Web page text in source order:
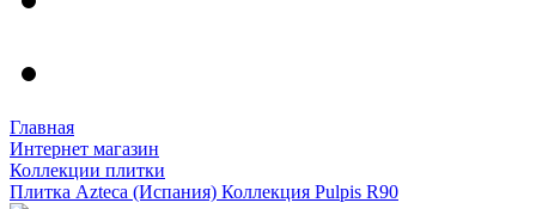
Главная
Интернет магазин
Коллекции плитки
Плитка Azteca (Испания) Коллекция Pulpis R90